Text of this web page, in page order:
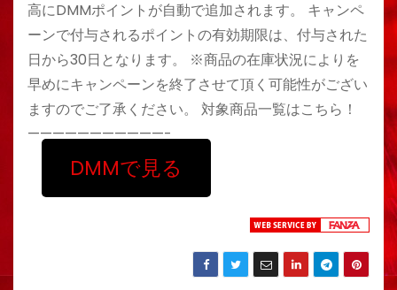
高にDMMポイントが自動で追加されます。 キャンペ
ーンで付与されるポイントの有効期限は、付与された
日から30日となります。 ※商品の在庫状況によりを
早めにキャンペーンを終了させて頂く可能性がござい
ますのでご了承ください。 対象商品一覧はこちら！
———————————-
DMMで見る